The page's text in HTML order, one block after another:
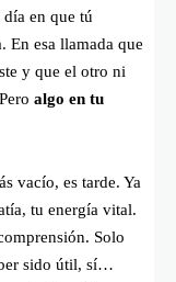
en que tú
En esa llamada que
y que el otro ni
algo en tu
vacío, es tarde. Ya
tu energía vital.
Solo
sido útil, sí…